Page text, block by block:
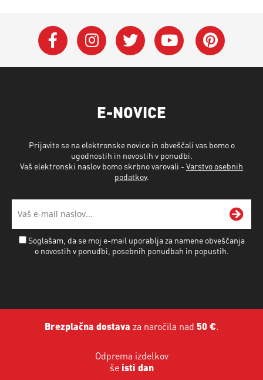
E-NOVICE
Prijavite se na elektronske novice in obveščali vas bomo o
ugodnostih in novostih v ponudbi.
Vaš elektronski naslov bomo skrbno varovali - Varstvo osebnih
podatkov.
Soglašam, da se moj e-mail uporablja za namene obveščanja
o novostih v ponudbi, posebnih ponudbah in popustih.
Brezplačna dostava za naročila nad 50 €.
Odprema izdelkov
še isti dan